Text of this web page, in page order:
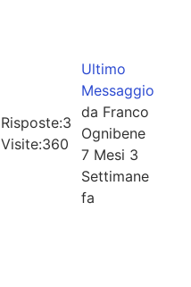
Risposte:3
Visite:360
Ultimo
Messaggio
da Franco
Ognibene
7 Mesi 3
Settimane
fa